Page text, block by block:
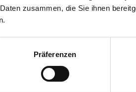
zusammen, die Sie ihnen
Präferenzen
dem Klicken des "Jobangebote per E-
von uns passende Jobangebote